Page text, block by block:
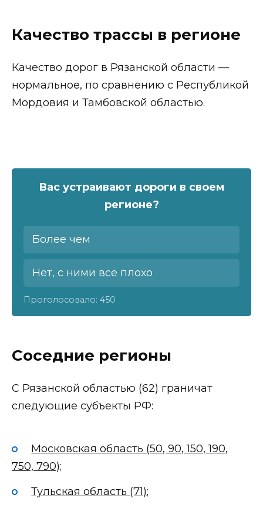
Качество трассы в регионе
Качество дорог в Рязанской области —
нормальное, по сравнению с Республикой
Мордовия и Тамбовской областью.
Вас устраивают дороги в своем
регионе?
Более чем
Нет, с ними все плохо
Проголосовало: 450
Соседние регионы
С Рязанской областью (62) граничат
следующие субъекты РФ:
Московская область (50, 90, 150, 190,
750, 790);
Тульская область (71);